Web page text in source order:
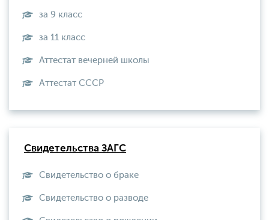
за 9 класс
за 11 класс
Аттестат вечерней школы
Aттестат СССР
Свидетельства ЗАГС
Свидетельство о браке
Свидетельство о разводе